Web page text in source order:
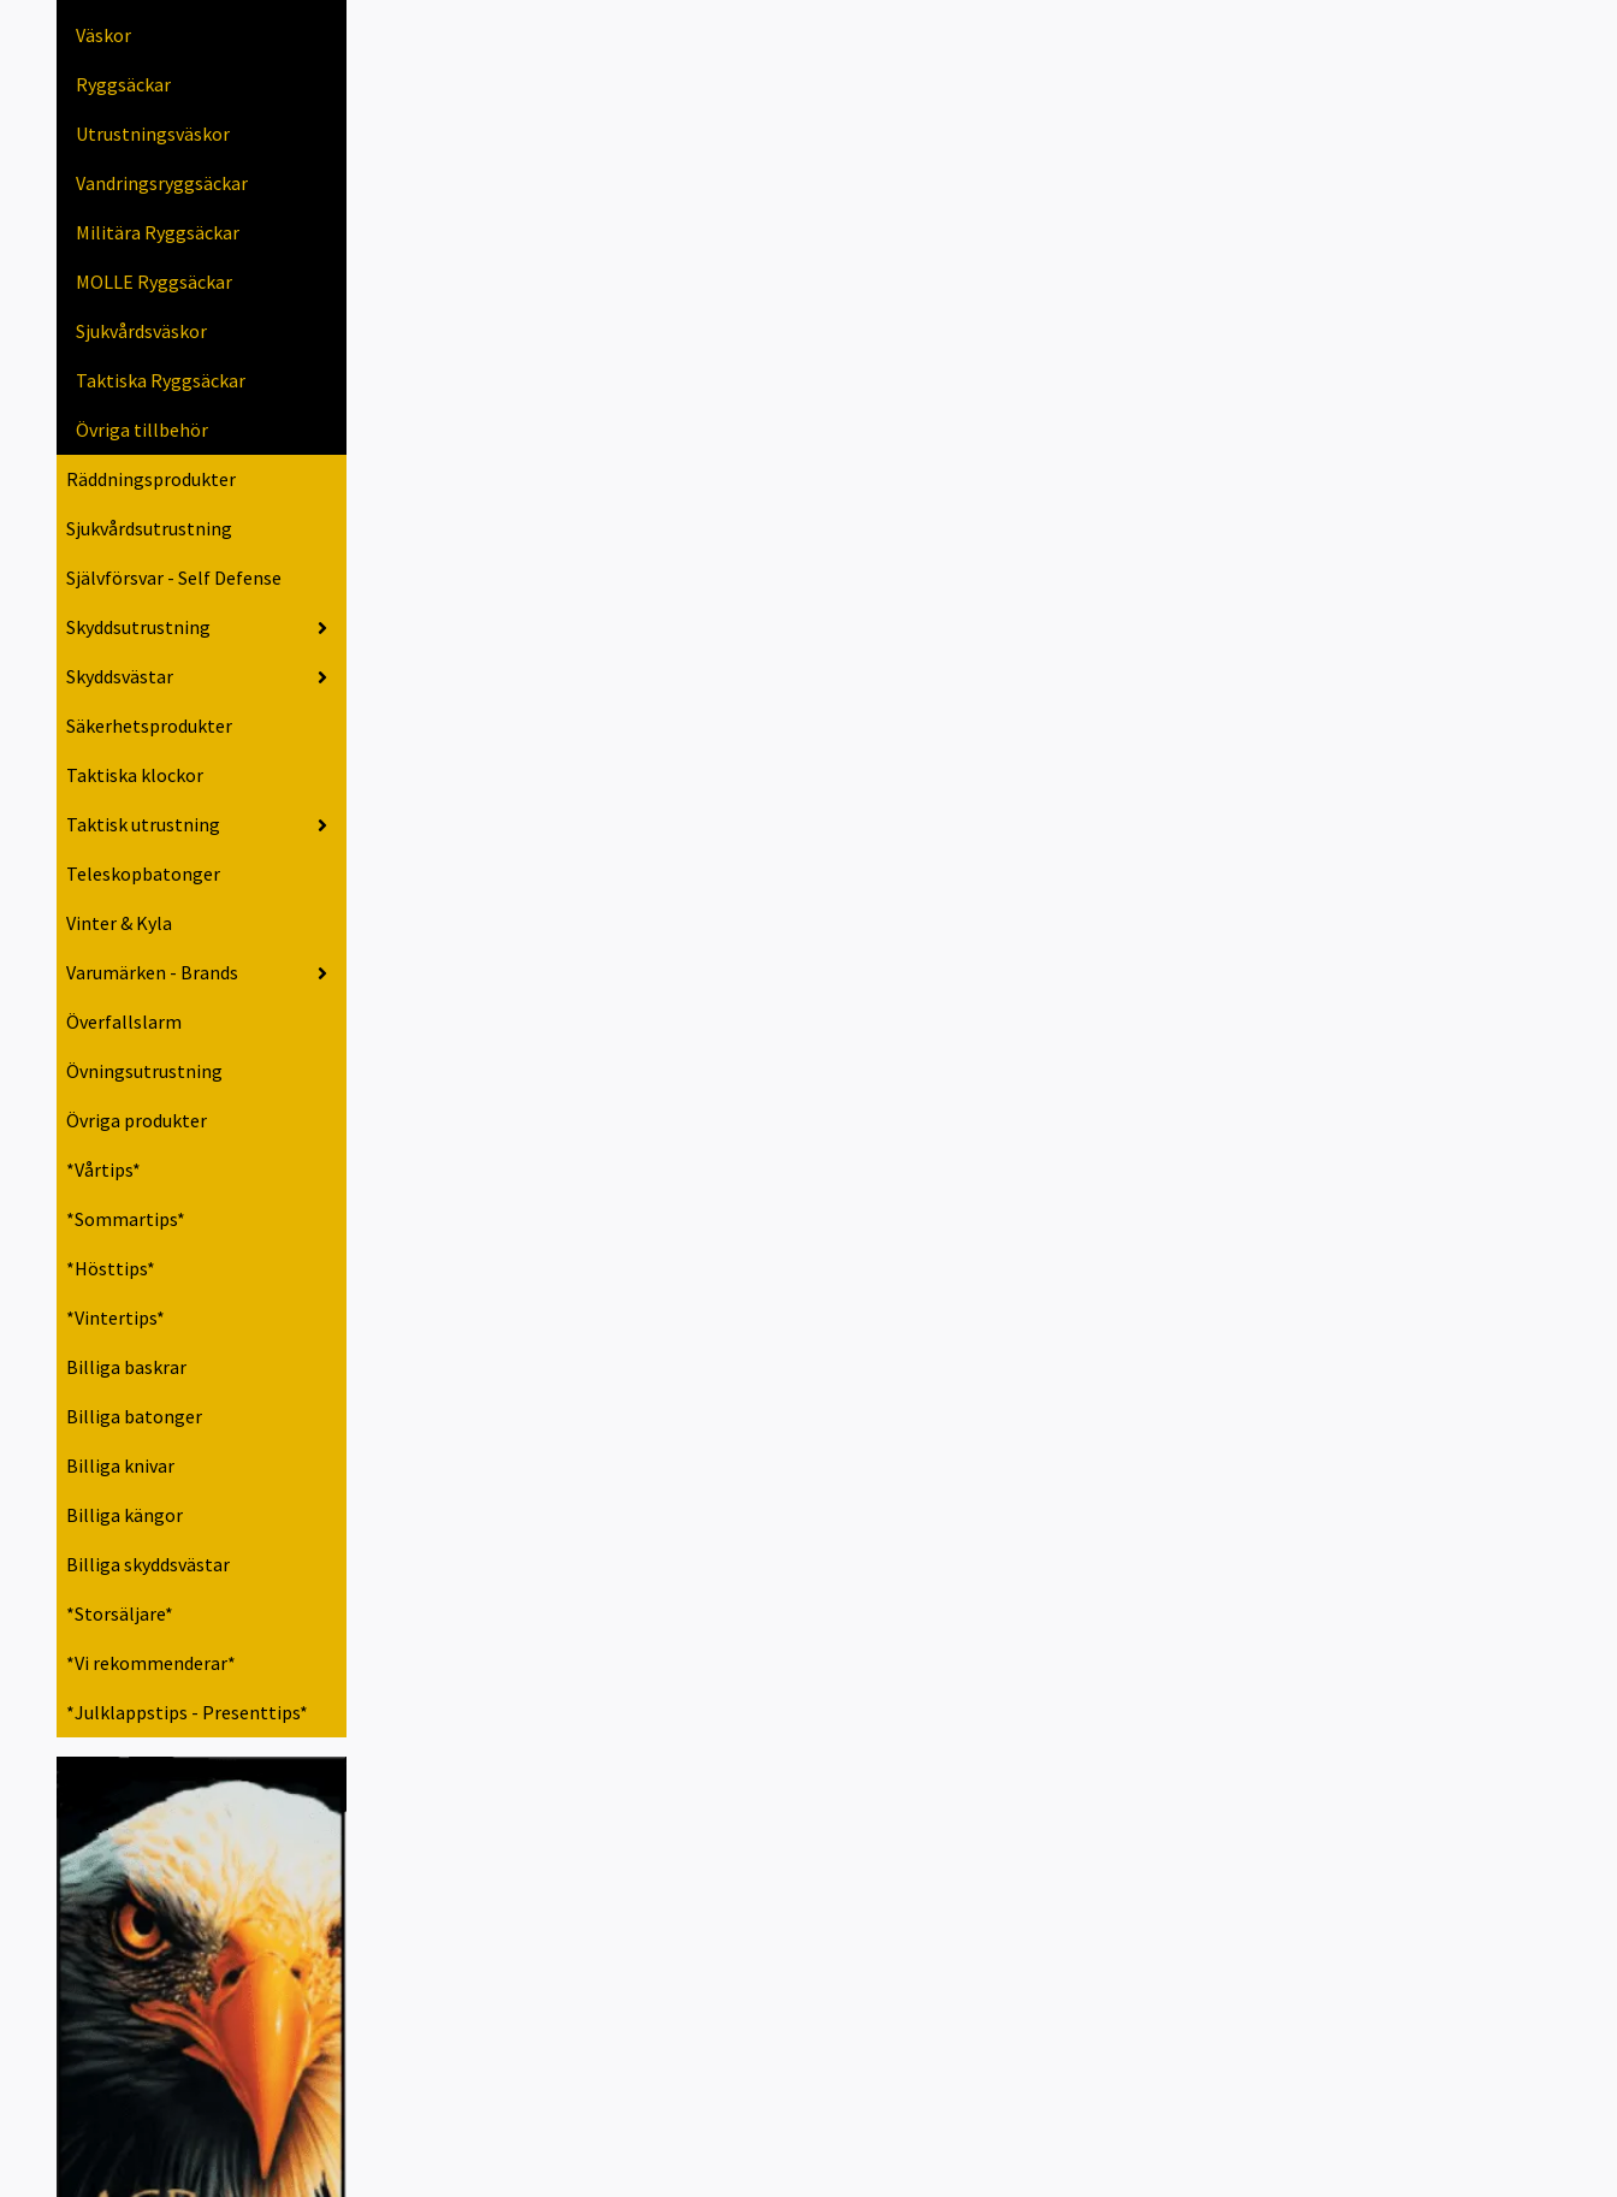
Väskor
Ryggsäckar
Utrustningsväskor
Vandringsryggsäckar
Militära Ryggsäckar
MOLLE Ryggsäckar
Sjukvårdsväskor
Taktiska Ryggsäckar
Övriga tillbehör
Räddningsprodukter
Sjukvårdsutrustning
Självförsvar - Self Defense
Skyddsutrustning
Skyddsvästar
Säkerhetsprodukter
Taktiska klockor
Taktisk utrustning
Teleskopbatonger
Vinter & Kyla
Varumärken - Brands
Överfallslarm
Övningsutrustning
Övriga produkter
*Vårtips*
*Sommartips*
*Hösttips*
*Vintertips*
Billiga baskrar
Billiga batonger
Billiga knivar
Billiga kängor
Billiga skyddsvästar
*Storsäljare*
*Vi rekommenderar*
*Julklappstips - Presenttips*